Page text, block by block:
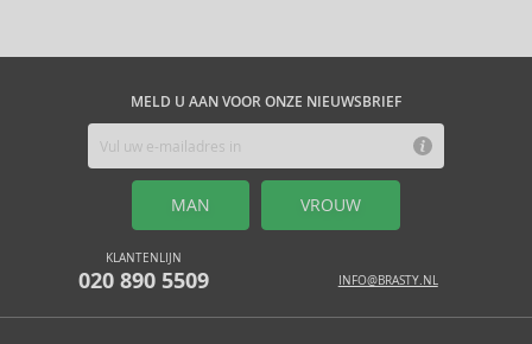
MELD U AAN VOOR ONZE NIEUWSBRIEF
MAN VROUW
KLANTENLIJN
020 890 5509 INFO@BRASTY.NL